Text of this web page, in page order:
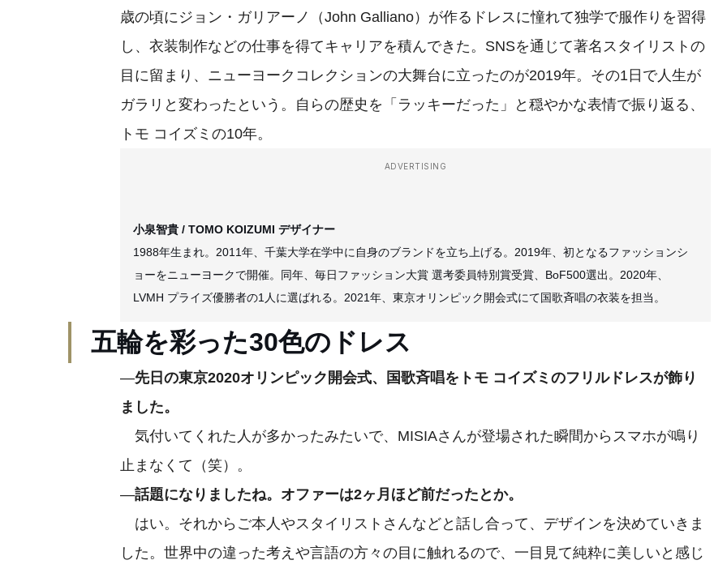
歳の頃にジョン・ガリアーノ（John Galliano）が作るドレスに憧れて独学で服作りを習得
し、衣装制作などの仕事を得てキャリアを積んできた。SNSを通じて著名スタイリストの
目に留まり、ニューヨークコレクションの大舞台に立ったのが2019年。その1日で人生が
ガラリと変わったという。自らの歴史を「ラッキーだった」と穏やかな表情で振り返る、
トモ コイズミの10年。
ADVERTISING
小泉智貴 / TOMO KOIZUMI デザイナー
1988年生まれ。2011年、千葉大学在学中に自身のブランドを立ち上げる。2019年、初となるファッションシ
ョーをニューヨークで開催。同年、毎日ファッション大賞 選考委員特別賞受賞、BoF500選出。2020年、
LVMH プライズ優勝者の1人に選ばれる。2021年、東京オリンピック開会式にて国歌斉唱の衣装を担当。
五輪を彩った30色のドレス
—先日の東京2020オリンピック開会式、国歌斉唱をトモ コイズミのフリルドレスが飾り
ました。
気付いてくれた人が多かったみたいで、MISIAさんが登場された瞬間からスマホが鳴り
止まなくて（笑）。
—話題になりましたね。オファーは2ヶ月ほど前だったとか。
はい。それからご本人やスタイリストさんなどと話し合って、デザインを決めていきま
した。世界中の違った考えや言語の方々の目に触れるので、一目見て純粋に美しいと感じ